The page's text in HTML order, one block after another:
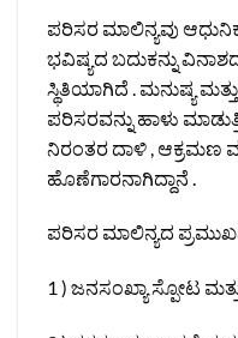
ಪರಿಸರ ಮಾಲಿನ್ಯವು
ಭವಿಷ್ಯದ ಬದುಕನ್ನು
ಸ್ಥಿತಿಯಾಗಿದೆ . ಮನುಷ್ಯ
ಪರಿಸರವನ್ನು ಹಾಳು
ನಿರಂತರ ದಾಳಿ , ಆಕ್ರಮಣ
ಹೊಣೆಗಾರನಾಗಿದ್ದಾನೆ .
ಪರಿಸರ ಮಾಲಿನ್ಯದ
1 ) ಜನಸಂಖ್ಯಾ ಸ್ಪೋಟ